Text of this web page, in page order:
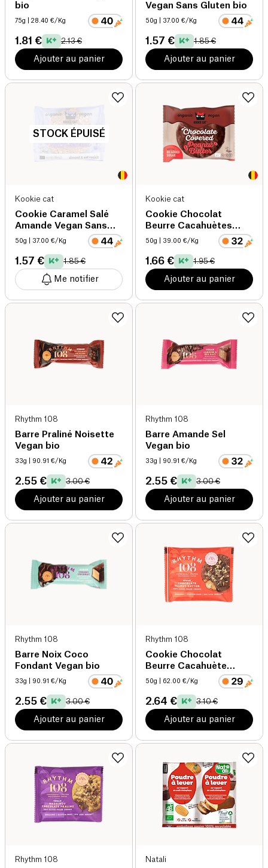
bio
75g | 28.40 €/Kg
1.81 € 2.13 €
Ajouter au panier
Vegan Sans Gluten bio
50g | 37.00 €/Kg
1.57 € 1.85 €
Ajouter au panier
STOCK ÉPUISÉ
Kookie cat
Cookie Caramel Salé
Amande Vegan Sans
Gluten bio
50g | 37.00 €/Kg
1.57 € 1.85 €
Me notifier
Kookie cat
Cookie Chocolat
Beurre Cacahuètes
Vegan Sans Gluten bio
50g | 39.00 €/Kg
1.66 € 1.95 €
Ajouter au panier
Rhythm 108
Barre Praliné Noisette
Vegan bio
33g | 90.91 €/Kg
2.55 € 3.00 €
Ajouter au panier
Rhythm 108
Barre Amande Sel
Vegan bio
33g | 90.91 €/Kg
2.55 € 3.00 €
Ajouter au panier
Rhythm 108
Barre Noix Coco
Fondant Vegan bio
33g | 90.91 €/Kg
2.55 € 3.00 €
Ajouter au panier
Rhythm 108
Cookie Chocolat
Beurre Cacahuète
Vegan Sans Gluten bio
50g | 62.00 €/Kg
2.64 € 3.10 €
Ajouter au panier
Rhythm 108 Natali